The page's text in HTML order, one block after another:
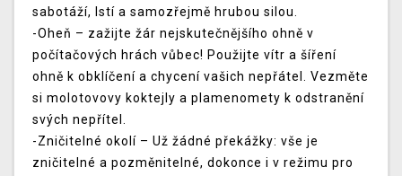
sabotáží, lstí a samozřejmě hrubou silou.
-Oheň – zažijte žár nejskutečnějšího ohně v
počítačových hrách vůbec! Použijte vítr a šíření
ohně k obklíčení a chycení vašich nepřátel. Vezměte
si molotovovy koktejly a plamenomety k odstranění
svých nepřítel.
-Zničitelné okolí – Už žádné překážky: vše je
zničitelné a pozměnitelné, dokonce i v režimu pro